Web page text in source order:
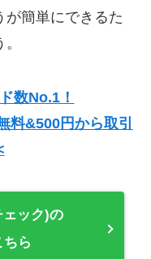
が簡単にできるた
数No.1！
料&500円から取引
ック)の
ら